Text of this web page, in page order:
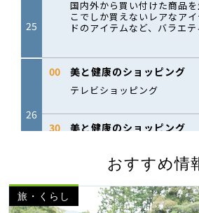
おすすめ情
旅・くらし